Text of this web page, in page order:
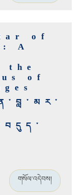
of
A
the
of
གསོལ་འདེབས།